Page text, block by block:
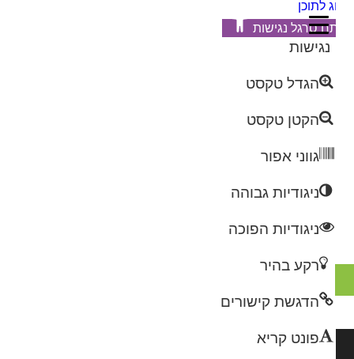
לתוכן
סרגל נגישות
נגישות
הגדל טקסט
הקטן טקסט
גווני אפור
ניגודיות גבוהה
ניגודיות הפוכה
רקע בהיר
הדגשת קישורים
פונט קריא
▼
▼
▼